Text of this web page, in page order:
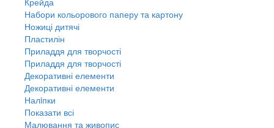
Набори кольорового паперу та картону
Ножиці дитячі
Пластилін
Приладдя для творчості
Приладдя для творчості
Декоративні елементи
Декоративні елементи
Налiпки
Показати всі
Малювання та живопис